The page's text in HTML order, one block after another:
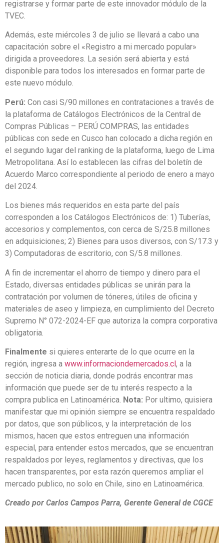
registrarse y formar parte de este innovador módulo de la
TVEC.
Además, este miércoles 3 de julio se llevará a cabo una
capacitación sobre el «Registro a mi mercado popular»
dirigida a proveedores. La sesión será abierta y está
disponible para todos los interesados en formar parte de
este nuevo módulo.
Perú: Con casi S/90 millones en contrataciones a través de
la plataforma de Catálogos Electrónicos de la Central de
Compras Públicas – PERÚ COMPRAS, las entidades
públicas con sede en Cusco han colocado a dicha región en
el segundo lugar del ranking de la plataforma, luego de Lima
Metropolitana. Así lo establecen las cifras del boletín de
Acuerdo Marco correspondiente al periodo de enero a mayo
del 2024.
Los bienes más requeridos en esta parte del país
corresponden a los Catálogos Electrónicos de: 1) Tuberías,
accesorios y complementos, con cerca de S/25.8 millones
en adquisiciones; 2) Bienes para usos diversos, con S/17.3 y
3) Computadoras de escritorio, con S/5.8 millones.
A fin de incrementar el ahorro de tiempo y dinero para el
Estado, diversas entidades públicas se unirán para la
contratación por volumen de tóneres, útiles de oficina y
materiales de aseo y limpieza, en cumplimiento del Decreto
Supremo N° 072-2024-EF que autoriza la compra corporativa
obligatoria.
Finalmente si quieres enterarte de lo que ocurre en la
región, ingresa a www.informaciondemercados.cl, a la
sección de noticia diaria, donde podrás encontrar mas
información que puede ser de tu interés respecto a la
compra publica en Latinoamérica. Nota: Por ultimo, quisiera
manifestar que mi opinión siempre se encuentra respaldado
por datos, que son públicos, y la interpretación de los
mismos, hacen que estos entreguen una información
especial, para entender estos mercados, que se encuentran
respaldados por leyes, reglamentos y directivas, que los
hacen transparentes, por esta razón queremos ampliar el
mercado publico, no solo en Chile, sino en Latinoamérica.
Creado por Carlos Campos Parra, Gerente General de CGCE